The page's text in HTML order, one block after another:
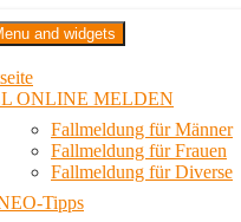
Gewalt-Projekt in Berlin
and widgets
ONLINE MELDEN
Fallmeldung für Männer
Fallmeldung für Frauen
Fallmeldung für Diverse
Tipps